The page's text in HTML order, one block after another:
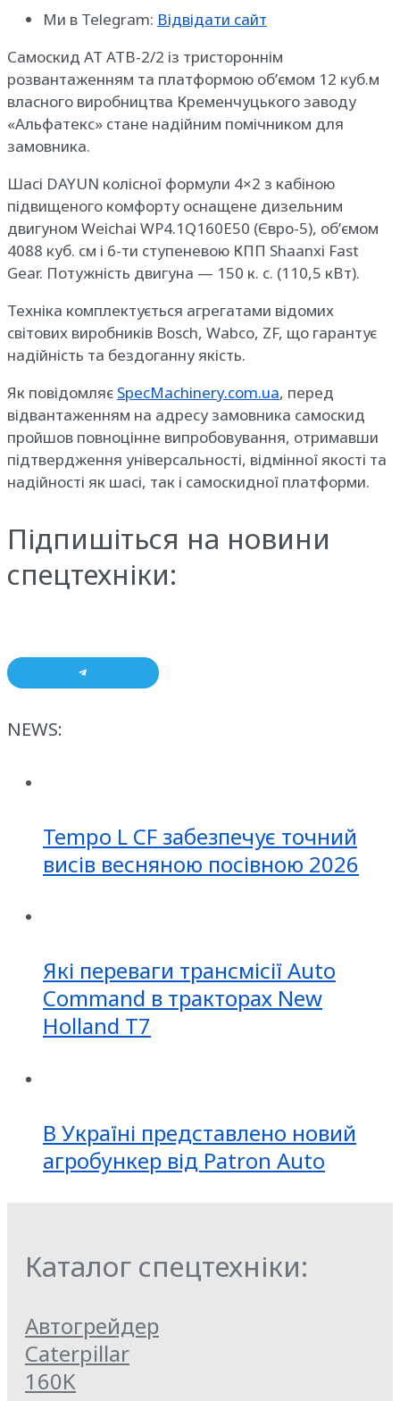
Ми в Telegram: Відвідати сайт
Самоскид АТ АТВ-2/2 із тристороннім
розвантаженням та платформою об’ємом 12 куб.м
власного виробництва Кременчуцького заводу
«Альфатекс» стане надійним помічником для
замовника.
Шасі DAYUN колісної формули 4×2 з кабіною
підвищеного комфорту оснащене дизельним
двигуном Weichai WP4.1Q160E50 (Євро-5), об’ємом
4088 куб. см і 6-ти ступеневою КПП Shaanxi Fast
Gear. Потужність двигуна — 150 к. с. (110,5 кВт).
Техніка комплектується агрегатами відомих
світових виробників Bosch, Wabco, ZF, що гарантує
надійність та бездоганну якість.
Як повідомляє SpecMachinery.com.ua, перед
відвантаженням на адресу замовника самоскид
пройшов повноцінне випробовування, отримавши
підтвердження універсальності, відмінної якості та
надійності як шасі, так і самоскидної платформи.
Підпишіться на новини
спецтехніки:
NEWS:
Tempo L CF забезпечує точний
висів весняною посівною 2026
Які переваги трансмісії Auto
Command в тракторах New
Holland T7
В Україні представлено новий
агробункер від Patron Auto
Каталог спецтехніки:
Автогрейдер
Caterpillar
160K